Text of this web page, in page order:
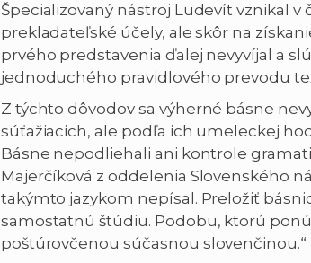
Špecializovaný nástroj Ludevít vznikal
prekladateľské účely, ale skôr na
prvého predstavenia ďalej nevyvíjal a
jednoduchého pravidlového prevodu
Z týchto dôvodov sa výherné básne
súťažiacich, ale podľa ich umeleckej
Básne nepodliehali ani kontrole
Majerčíková z oddelenia Slovenského
takýmto jazykom nepísal. Preložiť
samostatnú štúdiu. Podobu, ktorú
poštúrovčenou súčasnou slovenčinou.“